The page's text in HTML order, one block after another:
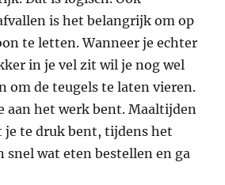
is het belangrijk om op
te letten. Wanneer je echter
in je vel zit wil je nog wel
om de teugels te laten vieren.
aan het werk bent. Maaltijden
je te druk bent, tijdens het
snel wat eten bestellen en ga